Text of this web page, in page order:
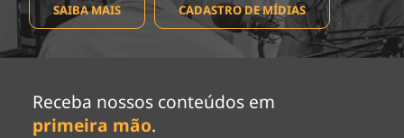
SAIBA MAIS CADASTRO DE MÍDIAS
Receba nossos conteúdos em
primeira mão.